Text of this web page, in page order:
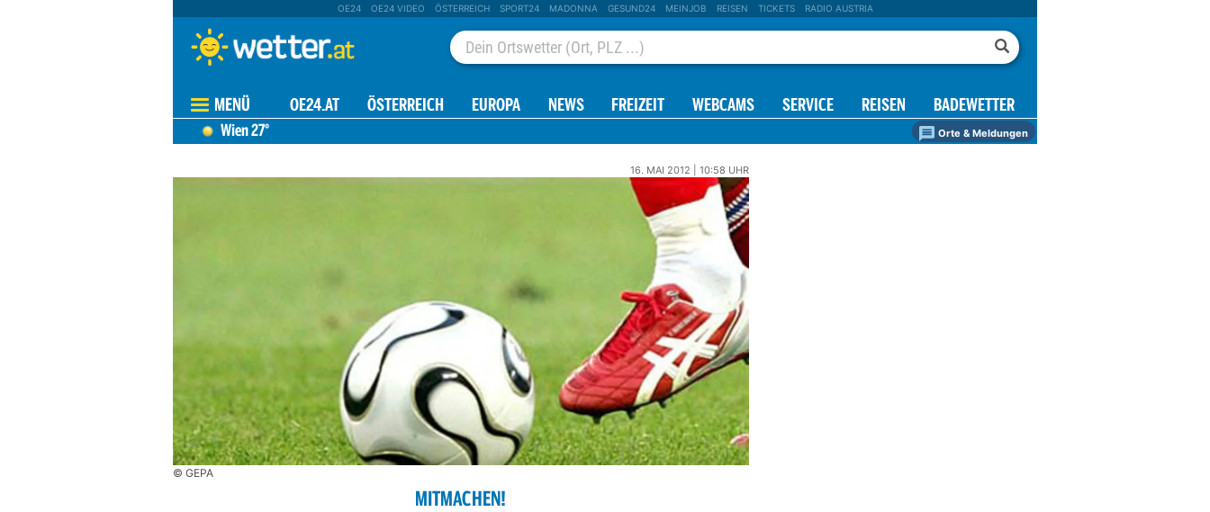
OE24 OE24 VIDEO ÖSTERREICH SPORT24 MADONNA GESUND24 MEINJOB REISEN TICKETS RADIO AUSTRIA
MENÜ OE24.AT ÖSTERREICH EUROPA NEWS FREIZEIT WEBCAMS SERVICE REISEN BADEWETTER
Wien27° Orte & Meldungen
16. MAI 2012 | 10:58 UHR
© GEPA
MITMACHEN!